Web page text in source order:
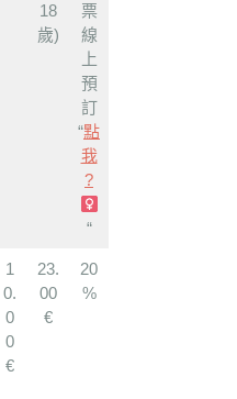
18
歲)
票
線
上
預
訂
“點
我
?‍
“
1
0.
0
0
€
23.
00
€
20
%